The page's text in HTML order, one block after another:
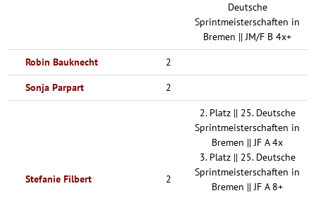
Deutsche
Sprintmeisterschaften in
Bremen || JM/F B 4x+
Robin Bauknecht
2
Sonja Parpart
2
Stefanie Filbert 2
2. Platz || 25. Deutsche
Sprintmeisterschaften in
Bremen || JF A 4x
3. Platz || 25. Deutsche
Sprintmeisterschaften in
Bremen || JF A 8+